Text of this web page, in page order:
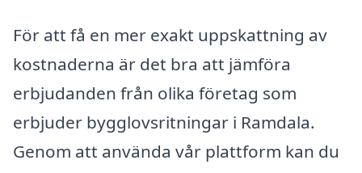
För att få en mer exakt uppskattning av
kostnaderna är det bra att jämföra
erbjudanden från olika företag som
erbjuder bygglovsritningar i Ramdala.
Genom att använda vår plattform kan du